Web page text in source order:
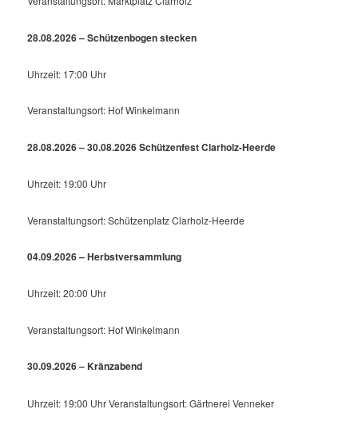
28.08.2026 – Schützenbogen stecken
Uhrzeit: 17:00 Uhr
Veranstaltungsort: Hof Winkelmann
28.08.2026 – 30.08.2026 Schützenfest Clarholz-Heerde
Uhrzeit: 19:00 Uhr
Veranstaltungsort: Schützenplatz Clarholz-Heerde
04.09.2026 – Herbstversammlung
Uhrzeit: 20:00 Uhr
Veranstaltungsort: Hof Winkelmann
30.09.2026 – Kränzabend
Uhrzeit: 19:00 Uhr Veranstaltungsort: Gärtnerei Venneker